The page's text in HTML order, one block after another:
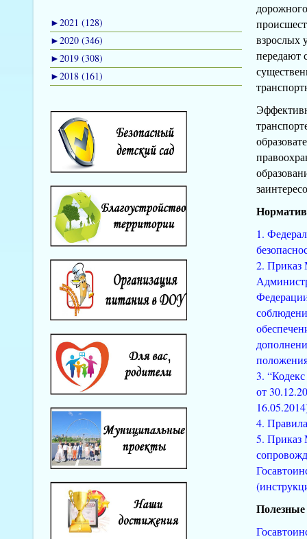
►2021 (128)
►2020 (346)
►2019 (308)
►2018 (161)
взрослых
передают
1.
2. Приказ
3.
от
4.
5. Приказ